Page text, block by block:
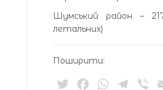
Шумський район –
летальних)
Поширити:
TwitterFacebook